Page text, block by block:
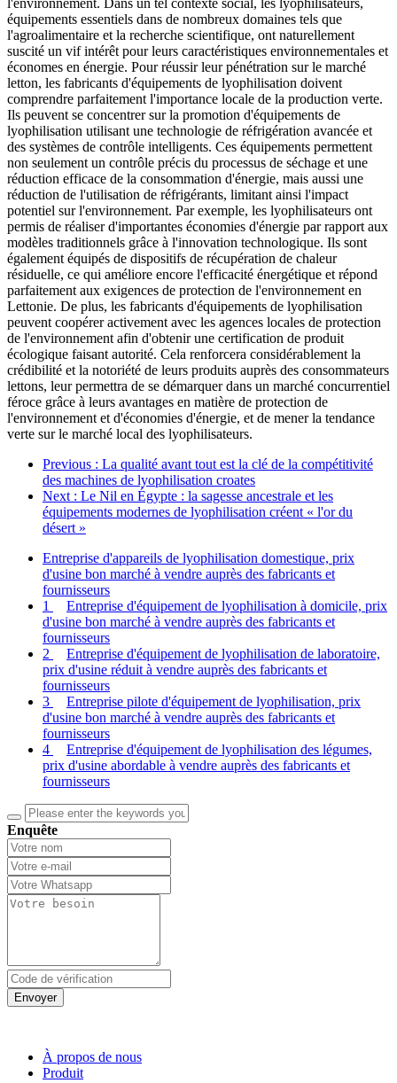
l'environnement. Dans un tel contexte social, les lyophilisateurs,
équipements essentiels dans de nombreux domaines tels que
l'agroalimentaire et la recherche scientifique, ont naturellement
suscité un vif intérêt pour leurs caractéristiques environnementales et
économes en énergie. Pour réussir leur pénétration sur le marché
letton, les fabricants d'équipements de lyophilisation doivent
comprendre parfaitement l'importance locale de la production verte.
Ils peuvent se concentrer sur la promotion d'équipements de
lyophilisation utilisant une technologie de réfrigération avancée et
des systèmes de contrôle intelligents. Ces équipements permettent
non seulement un contrôle précis du processus de séchage et une
réduction efficace de la consommation d'énergie, mais aussi une
réduction de l'utilisation de réfrigérants, limitant ainsi l'impact
potentiel sur l'environnement. Par exemple, les lyophilisateurs ont
permis de réaliser d'importantes économies d'énergie par rapport aux
modèles traditionnels grâce à l'innovation technologique. Ils sont
également équipés de dispositifs de récupération de chaleur
résiduelle, ce qui améliore encore l'efficacité énergétique et répond
parfaitement aux exigences de protection de l'environnement en
Lettonie. De plus, les fabricants d'équipements de lyophilisation
peuvent coopérer activement avec les agences locales de protection
de l'environnement afin d'obtenir une certification de produit
écologique faisant autorité. Cela renforcera considérablement la
crédibilité et la notoriété de leurs produits auprès des consommateurs
lettons, leur permettra de se démarquer dans un marché concurrentiel
féroce grâce à leurs avantages en matière de protection de
l'environnement et d'économies d'énergie, et de mener la tendance
verte sur le marché local des lyophilisateurs.
Previous : La qualité avant tout est la clé de la compétitivité
des machines de lyophilisation croates
Next : Le Nil en Égypte : la sagesse ancestrale et les
équipements modernes de lyophilisation créent « l'or du
désert »
Entreprise d'appareils de lyophilisation domestique, prix
d'usine bon marché à vendre auprès des fabricants et
fournisseurs
1
Entreprise d'équipement de lyophilisation à domicile, prix
d'usine bon marché à vendre auprès des fabricants et
fournisseurs
2
Entreprise d'équipement de lyophilisation de laboratoire,
prix d'usine réduit à vendre auprès des fabricants et
fournisseurs
3
Entreprise pilote d'équipement de lyophilisation, prix
d'usine bon marché à vendre auprès des fabricants et
fournisseurs
4
Entreprise d'équipement de lyophilisation des légumes,
prix d'usine abordable à vendre auprès des fabricants et
fournisseurs
Enquête
Envoyer
À propos de nous
Produit